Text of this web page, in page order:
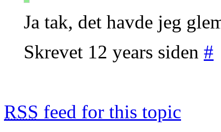
Ja tak, det havde jeg
Skrevet 12 years siden #
RSS feed for this topic